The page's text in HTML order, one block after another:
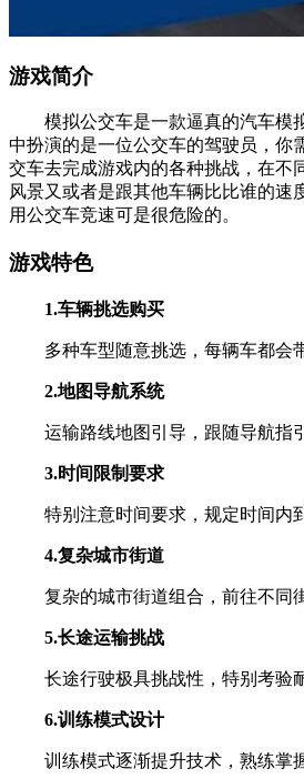
游戏简介
模拟公交车是一款逼真的汽车模
中扮演的是一位公交车的驾驶员，你
交车去完成游戏内的各种挑战，在不
风景又或者是跟其他车辆比比谁的速
用公交车竞速可是很危险的。
游戏特色
1.车辆挑选购买
多种车型随意挑选，每辆车都会带
2.地图导航系统
运输路线地图引导，跟随导航指引
3.时间限制要求
特别注意时间要求，规定时间内到
4.复杂城市街道
复杂的城市街道组合，前往不同街
5.长途运输挑战
长途行驶极具挑战性，特别考验耐
6.训练模式设计
训练模式逐渐提升技术，熟练掌握